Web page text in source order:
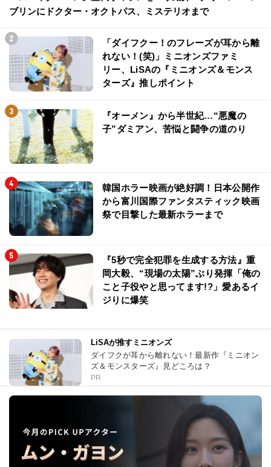
ブリンにドクター・オクトパス、ミステリオまで
「ダイフクー！のフレーズが耳から離
れない！(笑)」ミニオンズファミ
リー、LiSAの『ミニオンズ＆モンス
ターズ』推しポイント
『オーメン』から半世紀…“悪魔の
子”ダミアン、苦悩と闘争の道のり
韓国ホラー映画が絶好調！日本公開作
から富川国際ファンタスティック映画
祭で目撃した最新ホラーまで
『5秒で完全犯罪を生成する方法』重
岡大毅、“現場の太陽”ぶり発揮「俺の
こと子役やと思ってます!?」愛あるイ
ジりに爆笑
LiSAが推すミニオンズ
ダイフクが耳から離れない！最新作『ミニオン
ズ＆モンスターズ』見どころは？
PR